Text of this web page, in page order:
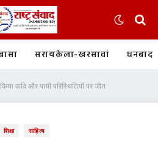
सरायकेला-खरसावां धनबाद
कवि और पायी परिस्थितियों पर जीत
शिक्षा साहित्य